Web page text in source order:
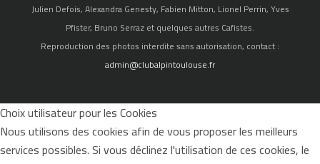
Julien Defois, Alexandra Genesty, Fabien Mitton, Lionel Perrin, Yves
Pfister, Bruno Serraz et quelques autres Cafistes.
Reproduction des photos interdite sans autorisation, contact :
admin@clubalpintoulouse.fr
Choix utilisateur pour les Cookies
Nous utilisons des cookies afin de vous proposer les meilleurs
services possibles. Si vous déclinez l'utilisation de ces cookies, le